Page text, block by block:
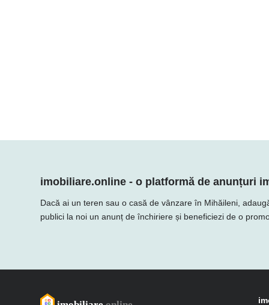
imobiliare.online - o platformă de anunțuri
Dacă ai un teren sau o casă de vânzare în Mihăileni,
publici la noi un anunț de închiriere și beneficiezi de o